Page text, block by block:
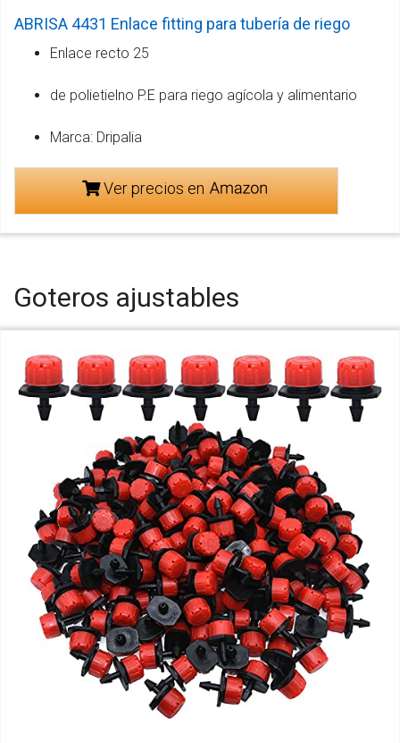
ABRISA 4431 Enlace fitting para tubería de riego
Enlace recto 25
de polietielno P.E para riego agícola y alimentario
Marca: Dripalia
Ver precios en
Goteros ajustables